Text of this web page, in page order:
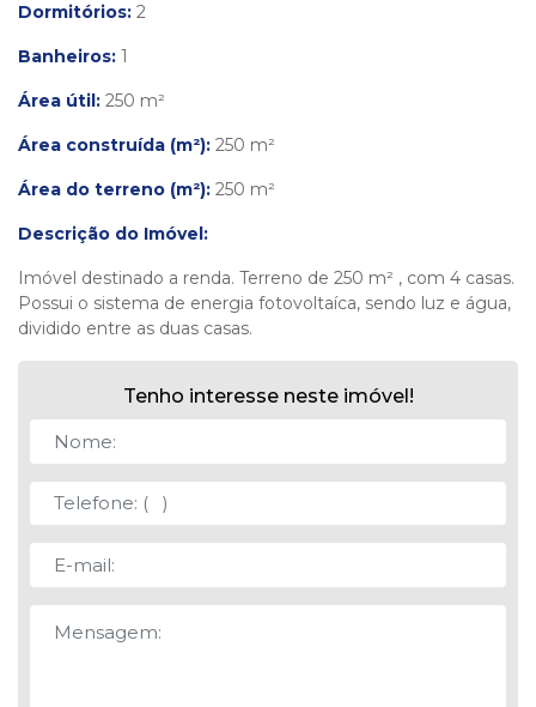
Dormitórios: 2
Banheiros: 1
Área útil: 250 m²
Área construída (m²): 250 m²
Área do terreno (m²): 250 m²
Descrição do Imóvel:
Imóvel destinado a renda. Terreno de 250 m² , com 4 casas.
Possui o sistema de energia fotovoltaíca, sendo luz e água,
dividido entre as duas casas.
Tenho interesse neste imóvel!